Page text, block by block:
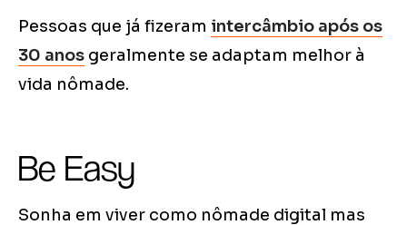
Pessoas que já fizeram intercâmbio após os
30 anos geralmente se adaptam melhor à
vida nômade.
Be Easy
Sonha em viver como nômade digital mas